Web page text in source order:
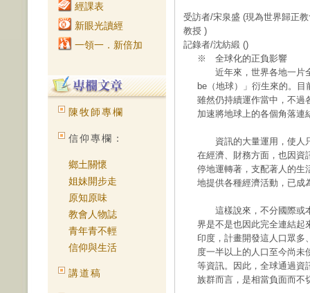
經課表
新眼光讀經
一領一．新倍加
陳牧師專欄
信仰專欄：
鄉土關懷
姐妹開步走
原知原味
教會人物誌
青年青不輕
信仰與生活
講道稿
受訪者/宋泉盛 (現為世界歸正
教授 )
記錄者/沈紡緞 ()
※ 全球化的正負影響
近年來，世界各地一片全
be（地球）」衍生來的。
雖然仍持續運作當中，不過
加速將地球上的各個角落連
資訊的大量運用，使人只
在經濟、財務方面，也因資
停地運轉著，支配著人的生
地提供各種經濟活動，已成
這樣說來，不分國際或本
界是不是也因此完全連結起
印度，計畫開發這人口眾多
度一半以上的人口至今尚未
等資訊。因此，全球通過資
族群而言，是相當負面而不